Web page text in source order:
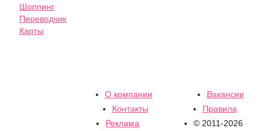
Шоппинг
Переводчик
Карты
О компании
Вакансии
Контакты
Правила
Реклама
© 2011-2026